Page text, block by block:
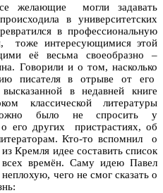
желающие могли задавать
в университетских
в профессиональную
тоже интересующимися этой
её весьма своеобразно –
Говорили и о том, насколько
писателя в отрыве от его
в недавней книге
классической литературы
было не спросить у
его других пристрастиях, об
Кто-то вспомнил о
Кремля идее составить список
времён. Саму идею Павел
чего не смог сказать о